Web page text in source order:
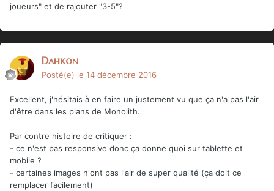
joueurs" et de rajouter "3-5"?
Dahkon
Posté(e) le 14 décembre 2016
Excellent, j'hésitais à en faire un justement vu que ça n'a pas l'air
d'être dans les plans de Monolith.
Par contre histoire de critiquer :
- ce n'est pas responsive donc ça donne quoi sur tablette et
mobile ?
- certaines images n'ont pas l'air de super qualité (ça doit ce
remplacer facilement)